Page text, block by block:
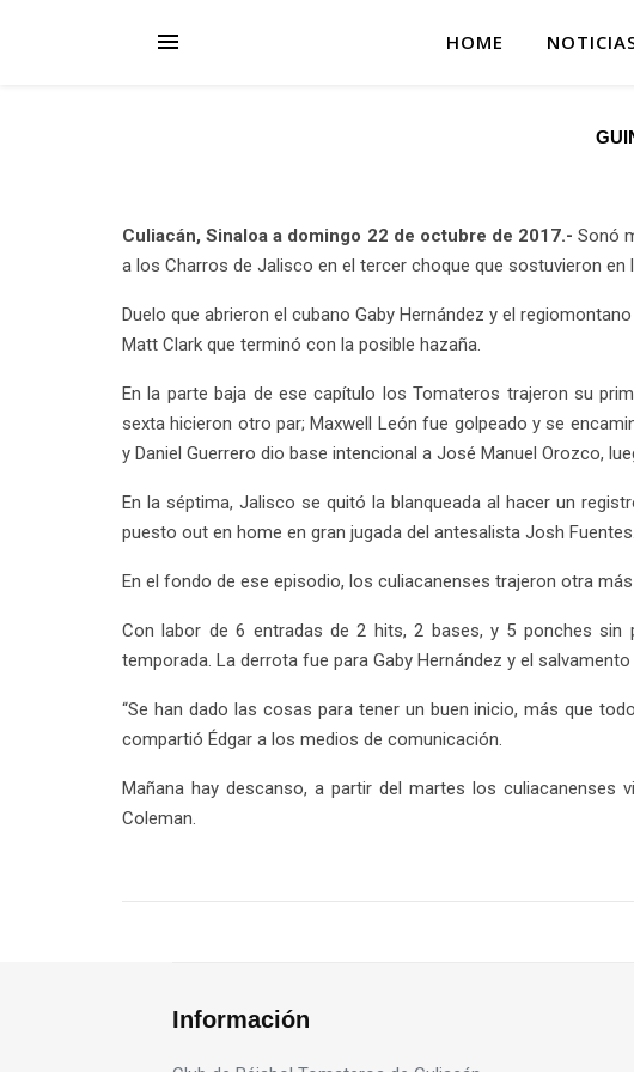
HOME
Culiacán, Sinaloa a domingo 22 de octubre de 2017.- Sonó
a los Charros de Jalisco en el tercer choque que sostuvieron
Duelo que abrieron el cubano Gaby Hernández y el
Matt Clark que terminó con la posible hazaña.
En la parte baja de ese capítulo los Tomateros trajeron su
sexta hicieron otro par; Maxwell León fue golpeado y se
y Daniel Guerrero dio base intencional a José Manuel Orozco,
En la séptima, Jalisco se quitó la blanqueada al hacer un
puesto out en home en gran jugada del antesalista Josh Fuentes.
En el fondo de ese episodio, los culiacanenses trajeron otra
Con labor de 6 entradas de 2 hits, 2 bases, y 5 ponches
temporada. La derrota fue para Gaby Hernández y el
“Se han dado las cosas para tener un buen inicio, más que
compartió Édgar a los medios de comunicación.
Mañana hay descanso, a partir del martes los
Coleman.
Información